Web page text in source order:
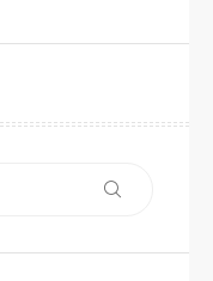
Search